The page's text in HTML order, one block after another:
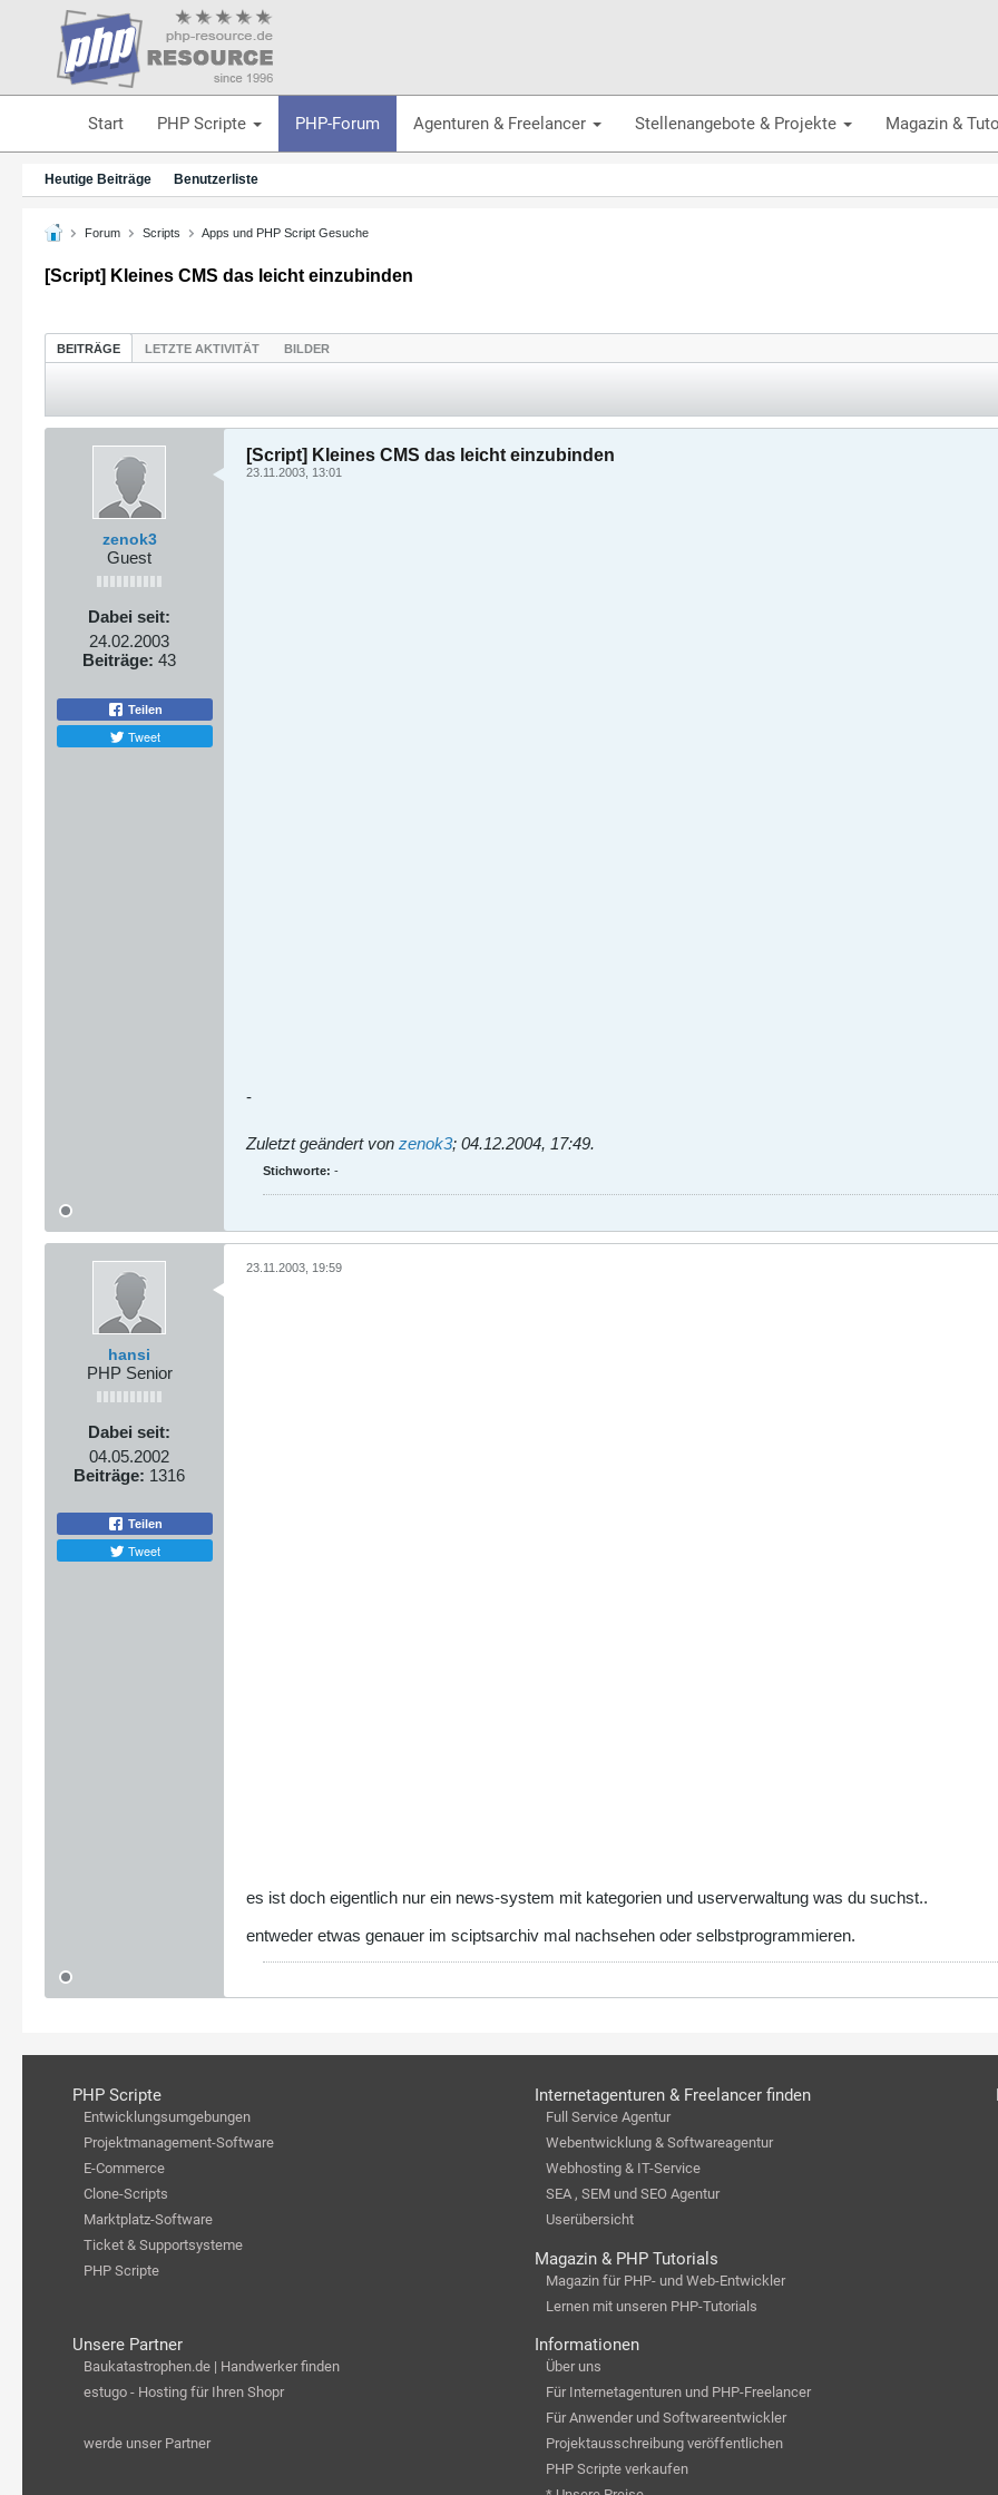
Start PHP Scripte PHP-Forum Agenturen & Freelancer Stellenangebote & Projekte Magazin &
Heutige Beiträge Benutzerliste
Forum Scripts Apps und PHP Script Gesuche
[Script] Kleines CMS das leicht einzubinden
BEITRÄGE LETZTE AKTIVITÄT BILDER
zenok3
Guest
Dabei seit:
24.02.2003
Beiträge: 43
Teilen
Tweet
[Script] Kleines CMS das leicht einzubinden
23.11.2003, 13:01
-
Zuletzt geändert von zenok3; 04.12.2004, 17:49.
Stichworte: -
hansi
PHP Senior
Dabei seit:
04.05.2002
Beiträge: 1316
Teilen
Tweet
23.11.2003, 19:59
es ist doch eigentlich nur ein news-system mit kategorien und userverwaltung was du suchst..
entweder etwas genauer im sciptsarchiv mal nachsehen oder selbstprogrammieren.
PHP Scripte
Entwicklungsumgebungen
Projektmanagement-Software
E-Commerce
Clone-Scripts
Marktplatz-Software
Ticket & Supportsysteme
PHP Scripte
Internetagenturen & Freelancer finden
Full Service Agentur
Webentwicklung & Softwareagentur
Webhosting & IT-Service
SEA , SEM und SEO Agentur
Userübersicht
Magazin & PHP Tutorials
Magazin für PHP- und Web-Entwickler
Lernen mit unseren PHP-Tutorials
Unsere Partner
Baukatastrophen.de | Handwerker finden
estugo - Hosting für Ihren Shopr
werde unser Partner
Informationen
Über uns
Für Internetagenturen und PHP-Freelancer
Für Anwender und Softwareentwickler
Projektausschreibung veröffentlichen
PHP Scripte verkaufen